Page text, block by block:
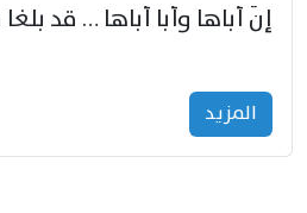
إنّ أباها وأبا أباها … قد
المزید